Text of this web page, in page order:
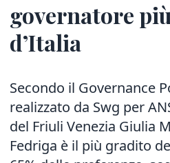
governatore
d’Italia
Secondo il Governance
realizzato da Swg per
del Friuli Venezia Giulia
Fedriga è il più gradito